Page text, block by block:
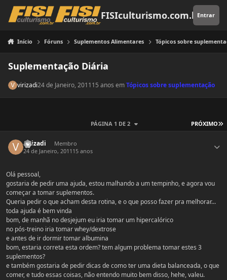
Pular para o conteúdo
FISIculturismo.com.brEntrar
Início Fóruns Suplementos Alimentares Tópicos sobre
Suplementação Diária
virizadi24 de Janeiro, 201115 anos emTópicos sobre suplementação
PRÓXIMO
PÁGINA 1 DE 2
virizadi
Membro
24 de Janeiro, 2011 15 anos
Olá pessoal,
gostaria de pedir uma ajuda, estou malhando a um tempinho, e agora vou
começar a tomar suplementos.
Queria pedir o que acham desta rotina, e o que posso fazer pra melhorar...
toda ajuda é bem vinda
bom, de manhã no desjejum eu iria tomar um hipercalórico
no pós-treino iria tomar whey/dextrose
e antes de ir dormir tomar albumina
bom, estaria correta esta ordem? tem algum problema tomar estes 3
suplementos?
e também gostaria de pedir dicas de como ter uma dieta balanceada, o que
comer, e tudo essas coisas, não entendo muito bem disso, hehe, valeu.